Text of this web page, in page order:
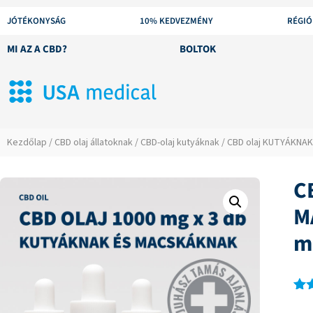
JÓTÉKONYSÁG 10% KEDVEZMÉNY
MI AZ A CBD? BOLTOK
Kezdőlap / CBD olaj állatoknak/ CBD-olaj kutyáknak/ CBD olaj